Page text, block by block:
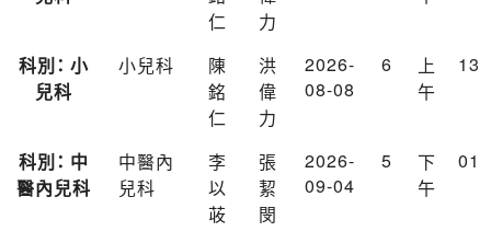
仁
力
科別： 小
兒科
小兒科
陳
銘
仁
洪
偉
力
2026-
08-08
6
上
午
13
科別： 中
醫內兒科
中醫內
兒科
李
以
荍
張
絜
閔
2026-
09-04
5
下
午
01